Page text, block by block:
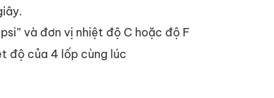
và đơn vị nhiệt độ C hoặc độ F
độ của 4 lốp cùng lúc